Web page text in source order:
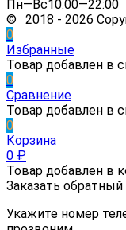
Пн—Вс10:00—22:00
© 2018 - 2026
0
Избранные
Товар добавлен в
0
Сравнение
Товар добавлен в
0
Корзина
0 ₽
Товар добавлен в
Заказать
Укажите номер